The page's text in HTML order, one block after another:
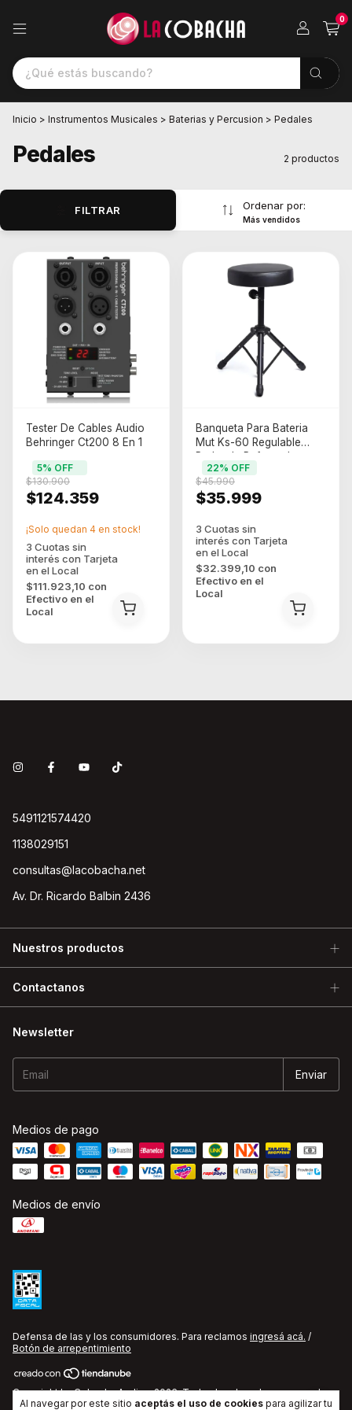
0
Al navegar por este sitio aceptás el uso de cookies para agilizar tu
Inicio > Instrumentos Musicales > Baterias y Percusion > Pedales
Pedales 2 productos
FILTRAR Ordenar por:
Más vendidos
Tester De Cables Audio
Behringer Ct200 8 En 1
$124.359
$130.900
5% OFF
$111.923,10 con
Efectivo en el
Local
¡Solo quedan 4 en stock!
Banqueta Para Bateria
Mut Ks-60 Regulable
Redonda Reforzada -
Negro
$35.999
$45.990
22% OFF
$32.399,10 con
Efectivo en el
Local
5491121574420
1138029151
consultas@lacobacha.net
Av. Dr. Ricardo Balbin 2436
Nuestros productos
Contactanos
Newsletter
Medios de pago
Medios de envío
Defensa de las y los consumidores. Para reclamos ingresá acá. /
Botón de arrepentimiento
Copyright La Cobacha Audio - 2026. Todos los derechos reservados.